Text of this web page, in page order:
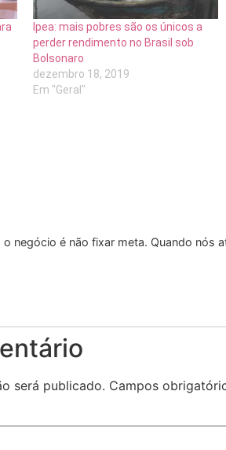
Ipea: mais pobres são os únicos a
perder rendimento no Brasil sob
Bolsonaro
dezembro 18, 2019
Em "Geral"
o negócio é não fixar meta. Quando nós
será publicado. Campos